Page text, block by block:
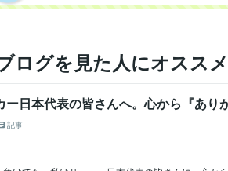
ログを見た人にオススメ
ー日本代表の皆さんへ。心から『あり
記事